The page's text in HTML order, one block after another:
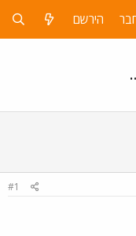
הירשם
#1